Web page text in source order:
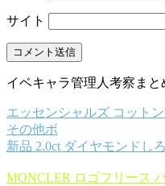
サイト
イベキャラ管理人考察まと
エッセンシャルズ コット
その他ボ
新品 2.0ct ダイヤモンドし
MONCLER ロゴフリース